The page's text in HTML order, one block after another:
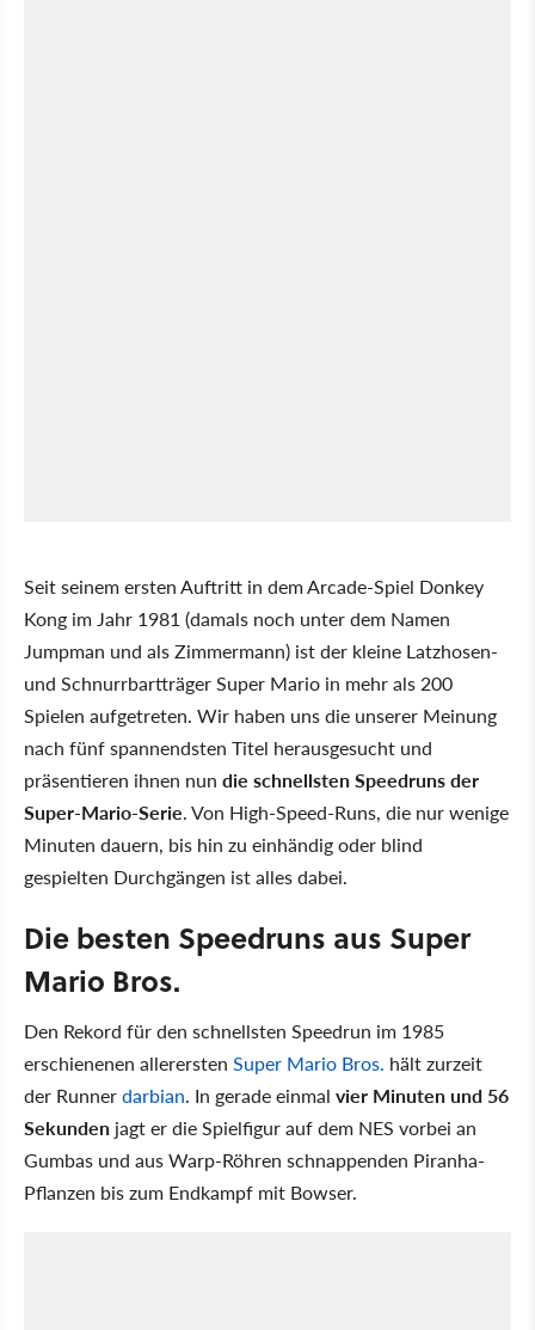
Seit seinem ersten Auftritt in dem Arcade-Spiel Donkey
Kong im Jahr 1981 (damals noch unter dem Namen
Jumpman und als Zimmermann) ist der kleine Latzhosen-
und Schnurrbartträger Super Mario in mehr als 200
Spielen aufgetreten. Wir haben uns die unserer Meinung
nach fünf spannendsten Titel herausgesucht und
präsentieren ihnen nun die schnellsten Speedruns der
Super-Mario-Serie. Von High-Speed-Runs, die nur wenige
Minuten dauern, bis hin zu einhändig oder blind
gespielten Durchgängen ist alles dabei.
Die besten Speedruns aus Super
Mario Bros.
Den Rekord für den schnellsten Speedrun im 1985
erschienenen allerersten Super Mario Bros. hält zurzeit
der Runnerdarbian. In gerade einmal vier Minuten und 56
Sekunden jagt er die Spielfigur auf dem NES vorbei an
Gumbas und aus Warp-Röhren schnappenden Piranha-
Pflanzen bis zum Endkampf mit Bowser.